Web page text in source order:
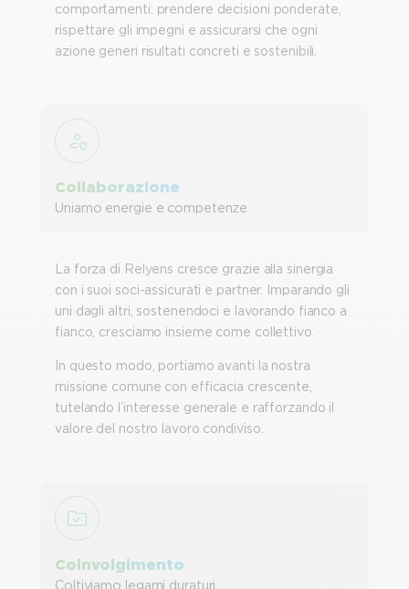
comportamenti: prendere decisioni ponderate,
rispettare gli impegni e assicurarsi che ogni
azione generi risultati concreti e sostenibili.
Collaborazione
Uniamo energie e competenze
La forza di Relyens cresce grazie alla sinergia
con i suoi soci-assicurati e partner. Imparando gli
uni dagli altri, sostenendoci e lavorando fianco a
fianco, cresciamo insieme come collettivo.
In questo modo, portiamo avanti la nostra
missione comune con efficacia crescente,
tutelando l’interesse generale e rafforzando il
valore del nostro lavoro condiviso.
Coinvolgimento
Coltiviamo legami duraturi